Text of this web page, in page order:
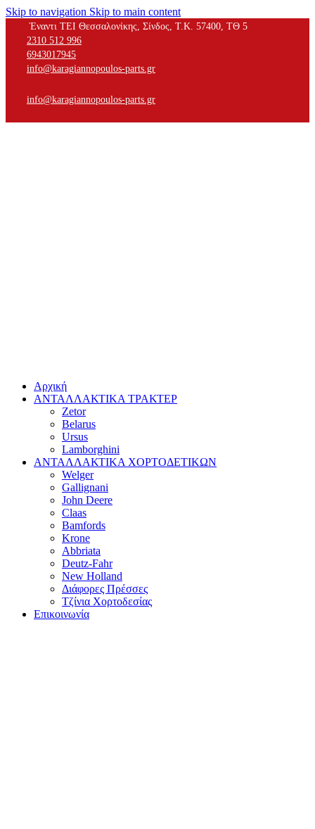
Skip to navigation Skip to main content
Έναντι ΤΕΙ Θεσσαλονίκης, Σίνδος, Τ.Κ. 57400, ΤΘ 5
2310 512 996
6943017945
info@karagiannopoulos-parts.gr
info@karagiannopoulos-parts.gr
Αρχική
ΑΝΤΑΛΛΑΚΤΙΚΑ ΤΡΑΚΤΕΡ
Zetor
Belarus
Ursus
Lamborghini
ΑΝΤΑΛΛΑΚΤΙΚΑ ΧΟΡΤΟΔΕΤΙΚΩΝ
Welger
Gallignani
John Deere
Claas
Bamfords
Krone
Abbriata
Deutz-Fahr
New Holland
Διάφορες Πρέσσες
Τζίνια Χορτοδεσίας
Επικοινωνία